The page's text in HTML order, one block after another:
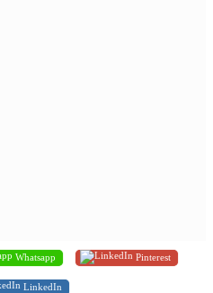
Whatsapp Pinterest
LinkedIn